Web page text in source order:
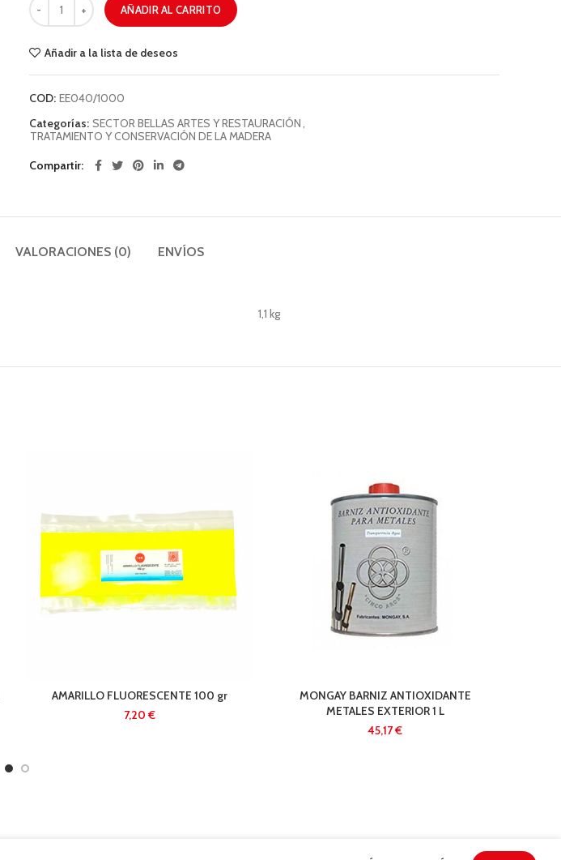
AÑADIR AL CARRITO
Añadir a la lista de deseos
COD: EE040/1000
Categorías: SECTOR BELLAS ARTES Y RESTAURACIÓN,
TRATAMIENTO Y CONSERVACIÓN DE LA MADERA
Compartir
VALORACIONES (0) ENVÍOS
1,1 kg
AMARILLO FLUORESCENTE 100 gr
€
MONGAY BARNIZ ANTIOXIDANTE
METALES EXTERIOR 1 L
€